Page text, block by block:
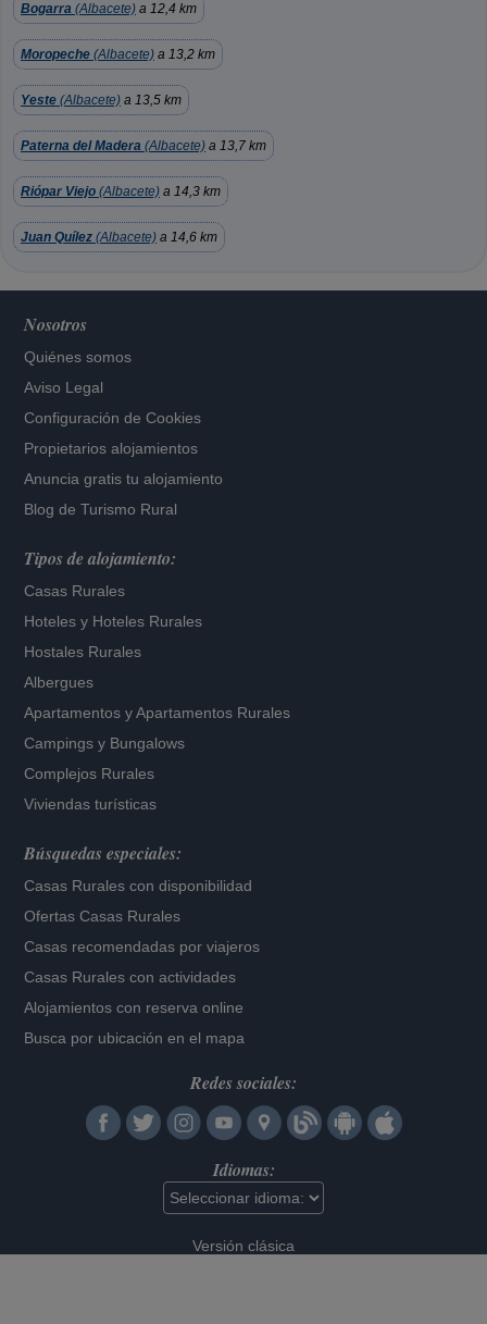
Bogarra (Albacete) a 12,4 km
Moropeche (Albacete) a 13,2 km
Yeste (Albacete) a 13,5 km
Paterna del Madera (Albacete) a 13,7 km
Riópar Viejo (Albacete) a 14,3 km
Juan Quílez (Albacete) a 14,6 km
Nosotros
Quiénes somos
Aviso Legal
Configuración de Cookies
Propietarios alojamientos
Anuncia gratis tu alojamiento
Blog de Turismo Rural
Tipos de alojamiento:
Casas Rurales
Hoteles y Hoteles Rurales
Hostales Rurales
Albergues
Apartamentos yApartamentos Rurales
Campings y Bungalows
Complejos Rurales
Viviendas turísticas
Búsquedas especiales:
Casas Rurales con disponibilidad
Ofertas Casas Rurales
Casas recomendadas por viajeros
Casas Rurales con actividades
Alojamientos con reserva online
Busca por ubicación en el mapa
Redes sociales:
Idiomas:
Versión clásica